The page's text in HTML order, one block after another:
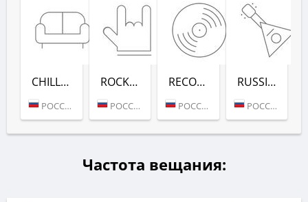
CHILL-OUT (РАДИО РЕКОРД)
РОССИЯ (МОСКВА)
ROCK (РАДИО РЕКОРД)
РОССИЯ (МОСКВА)
RECORD DEEP (РАДИО РЕКОРД)
РОССИЯ (МОСКВА)
RUSSIAN MIX (РАДИО РЕКОРД)
РОССИЯ (МОСКВА)
Частота вещания: